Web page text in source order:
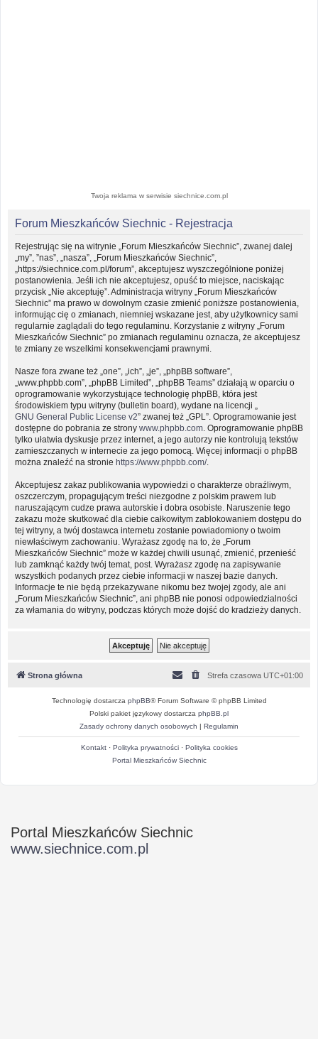
Twoja reklama w serwisie siechnice.com.pl
Forum Mieszkańców Siechnic - Rejestracja
Rejestrując się na witrynie „Forum Mieszkańców Siechnic”, zwanej dalej
„my”, ”nas”, „nasza”, „Forum Mieszkańców Siechnic”,
„https://siechnice.com.pl/forum”, akceptujesz wyszczególnione poniżej
postanowienia. Jeśli ich nie akceptujesz, opuść to miejsce, naciskając
przycisk „Nie akceptuję”. Administracja witryny „Forum Mieszkańców
Siechnic” ma prawo w dowolnym czasie zmienić poniższe postanowienia,
informując cię o zmianach, niemniej wskazane jest, aby użytkownicy sami
regularnie zaglądali do tego regulaminu. Korzystanie z witryny „Forum
Mieszkańców Siechnic” po zmianach regulaminu oznacza, że akceptujesz
te zmiany ze wszelkimi konsekwencjami prawnymi.
Nasze fora zwane też „one”, „ich”, „je”, „phpBB software”,
„www.phpbb.com”, „phpBB Limited”, „phpBB Teams” działają w oparciu o
oprogramowanie wykorzystujące technologię phpBB, która jest
środowiskiem typu witryny (bulletin board), wydane na licencji „
GNU General Public License v2” zwanej też „GPL”. Oprogramowanie jest
dostępne do pobrania ze strony www.phpbb.com . Oprogramowanie phpBB
tylko ułatwia dyskusje przez internet, a jego autorzy nie kontrolują tekstów
zamieszczanych w internecie za jego pomocą. Więcej informacji o phpBB
można znaleźć na stronie https://www.phpbb.com/.
Akceptujesz zakaz publikowania wypowiedzi o charakterze obraźliwym,
oszczerczym, propagującym treści niezgodne z polskim prawem lub
naruszającym cudze prawa autorskie i dobra osobiste. Naruszenie tego
zakazu może skutkować dla ciebie całkowitym zablokowaniem dostępu do
tej witryny, a twój dostawca internetu zostanie powiadomiony o twoim
niewłaściwym zachowaniu. Wyrażasz zgodę na to, że „Forum
Mieszkańców Siechnic” może w każdej chwili usunąć, zmienić, przenieść
lub zamknąć każdy twój temat, post. Wyrażasz zgodę na zapisywanie
wszystkich podanych przez ciebie informacji w naszej bazie danych.
Informacje te nie będą przekazywane nikomu bez twojej zgody, ale ani
„Forum Mieszkańców Siechnic”, ani phpBB nie ponosi odpowiedzialności
za włamania do witryny, podczas których może dojść do kradzieży danych.
Strona główna Strefa czasowa UTC+01:00
Technologię dostarcza phpBB® Forum Software © phpBB Limited
Polski pakiet językowy dostarcza phpBB.pl
Zasady ochrony danych osobowych | Regulamin
Kontakt· Polityka prywatności· Polityka cookies
Portal Mieszkańców Siechnic
Portal Mieszkańców Siechnic
www.siechnice.com.pl